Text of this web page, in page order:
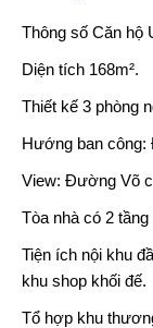
Thông số Căn hộ
Diện tích 168m².
Thiết kế 3 phòng
Hướng ban công:
View: Đường Võ
Tòa nhà có 2
Tiện ích nội khu
khu shop khối đế.
Tổ hợp khu